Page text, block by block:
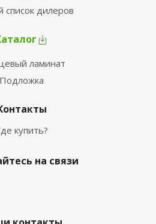
список дилеров
ламинат
Подложка
купить?
на связи